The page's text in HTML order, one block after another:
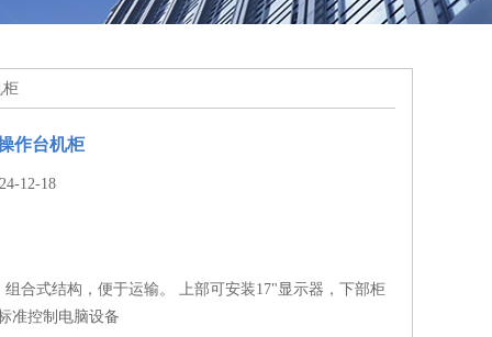
柜
作台机柜
12-18
组合式结构，便于运输。 上部可安装17"显示器，下部柜
准控制电脑设备